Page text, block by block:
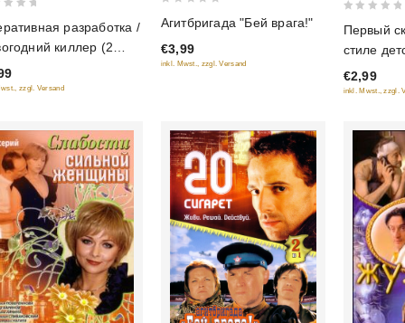
разработка /
киллер (2
zzgl. Versand
of
5
Агитбригада "Бей врага!"
€3,99
inkl. Mwst., zzgl. Versand
out
of
5
Первый
стиле
€2,99
inkl. Mwst., zzgl.